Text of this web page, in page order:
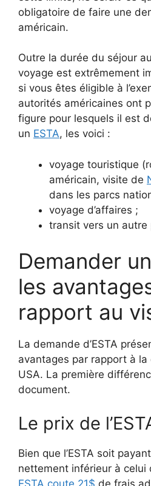
obligatoire de faire une
américain.
Outre la durée du séjour
voyage est extrêmement
si vous êtes éligible à
autorités américaines ont
figure pour lesquels il est
un ESTA, les voici :
voyage touristique
américain, visite de
dans les parcs
voyage d’affaires ;
transit vers un autre
Demander
les
rapport au
La demande d’ESTA
avantages par rapport à la
USA. La première
document.
Le prix de
Bien que l’ESTA soit
nettement inférieur à celui
ESTA coute 21$ de frais